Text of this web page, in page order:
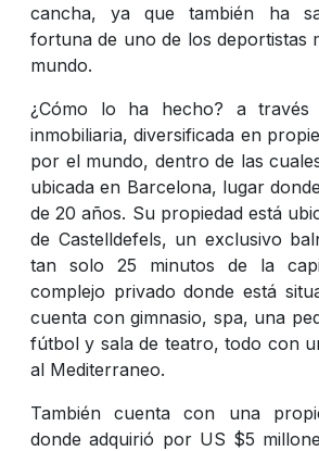
cancha, ya que también ha
fortuna de uno de los deportistas
mundo.
¿Cómo lo ha hecho? a través
inmobiliaria, diversificada en
por el mundo, dentro de las
ubicada en Barcelona, lugar
de 20 años. Su propiedad está
de Castelldefels, un exclusivo
tan solo 25 minutos de la
complejo privado donde está
cuenta con gimnasio, spa, una
fútbol y sala de teatro, todo con
al Mediterraneo.
También cuenta con una
donde adquirió por US $5